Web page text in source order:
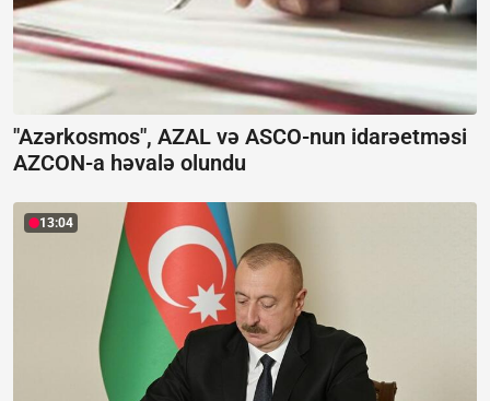
"Azərkosmos", AZAL və ASCO-nun idarəetməsi
AZCON-a həvalə olundu
13:04